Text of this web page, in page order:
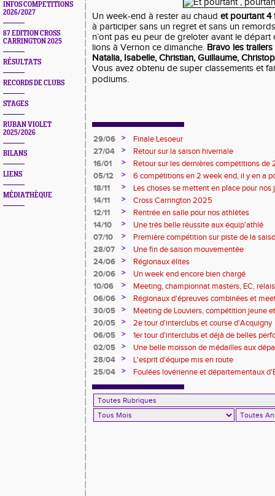
INFOS COMPETITIONS
2026/2027
87 EDITION CROSS
CARRINGTON 2025
RÉSULTATS
RECORDS DE CLUBS
STAGES
RUBAN VIOLET
2025/2026
BILANS
LIENS
MÉDIATHÈQUE
Un week-end à rester au chaud et pourtant4
à participer sans un regret et sans un
n’ont pas eu peur de greloter avant le
lions à Vernon ce dimanche. Bravo les
Natalia, Isabelle, Christian, Guillaume,
Vous avez obtenu de super classements et
29/06 >
Finale Lesoeur
27/04
>
Retour sur la saison hivernale
16/01
>
Retour sur les dernières compétitions de
premières de 2026
05/12 >
6 compétitions en 2 week end, il y en a
18/11
>
Les choses se mettent en place pour nos
14/11
>
Cross Carrington 2025
12/11
>
Rentrée en salle pour nos athlètes
14/10
>
Une très belle réussite aux équip'athlé
07/10
>
Première compétition sur piste de la
28/07
>
Une fin de saison mouvementée
24/06
>
Régionaux élites
20/06
>
Un week end encore bien chargé
10/06
>
Meeting, championnat masters, EC,
06/06
>
Régionaux d'épreuves combinées et
30/05
>
Meeting de Louviers, compétition jeune
20/05
>
2e tour d'interclubs et course d'Acquigny
06/05
>
1er tour d'interclubs et déjà de belles
02/05
>
Une belle moisson de médailles aux
foulées pintervillaises)
28/04 >
L'esprit d'équipe mis en route
25/04
> Foulées lovérienne et départementaux